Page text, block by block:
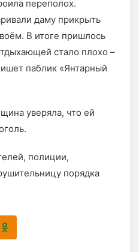
переполох.
даму прикрыть
В итоге пришлось
стало плохо –
паблик «Янтарный
уверяла, что ей
полиции,
порядка